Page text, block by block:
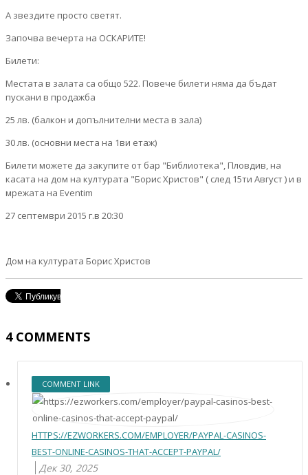
А звездите просто светят.
Започва вечерта на ОСКАРИТЕ!
Билети:
Местата в залата са общо 522. Повече билети няма да бъдат
пускани в продажба
25 лв. (балкон и допълнителни места в зала)
30 лв. (основни места на 1ви етаж)
Билети можете да закупите от бар "Библиотека", Пловдив, на
касата на дом на културата "Борис Христов" ( след 15ти Август ) и в
мрежата на Eventim
27 септември 2015 г.в 20:30
Дом на културата Борис Христов
4COMMENTS
COMMENT LINK
HTTPS://EZWORKERS.COM/EMPLOYER/PAYPAL-CASINOS-
BEST-ONLINE-CASINOS-THAT-ACCEPT-PAYPAL/
Дек 30, 2025